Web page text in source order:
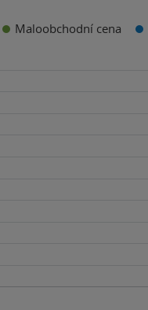
Maloobchodní cena